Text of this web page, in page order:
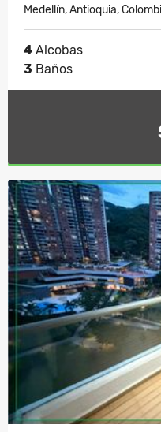
Medellín, Antioquia,
4 Alcobas
3 Baños